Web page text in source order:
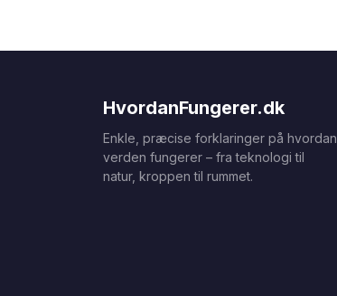
HvordanFungerer.dk
Enkle, præcise forklaringer på hvordan
verden fungerer – fra teknologi til
natur, kroppen til rummet.